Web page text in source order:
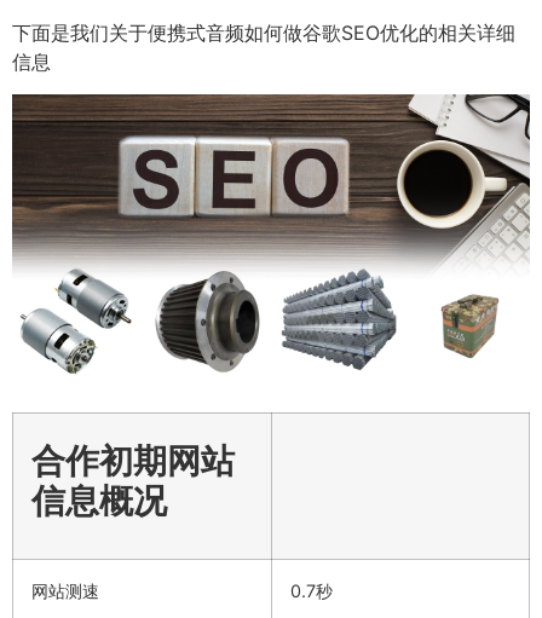
下面是我们关于便携式音频如何做谷歌SEO优化的相关详细
信息
合作初期网站
信息概况
网站测速 0.7秒